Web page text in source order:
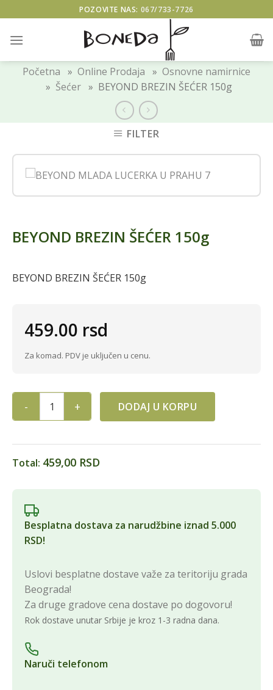
to
content
POZOVITE NAS: 067/733-7726
Početna » Online Prodaja » Osnovne namirnice
» Šećer » BEYOND BREZIN ŠEĆER 150g
FILTER
BEYOND BREZIN ŠEĆER 150g
BEYOND BREZIN ŠEĆER 150g
459.00 rsd
Za komad. PDV je uključen u cenu.
BEYOND BREZIN ŠEĆER 150g quantity
DODAJ U KORPU
Total: 459,00 RSD
Besplatna dostava za narudžbine iznad 5.000
RSD!
Uslovi besplatne dostave važe za teritoriju grada
Beograda!
Za druge gradove cena dostave po dogovoru!
Rok dostave unutar Srbije je kroz 1-3 radna dana.
Naruči telefonom